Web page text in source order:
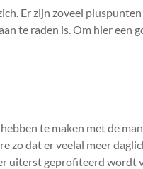
Er zijn zoveel
te raden is. Om hier een
te maken met de
zo dat er veelal meer
uiterst geprofiteerd wordt